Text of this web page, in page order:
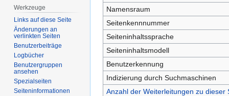
Namensraum
Seitenkennnummer
Seiteninhaltssprache
Seiteninhaltsmodell
Benutzerkennung
Indizierung durch Suchmaschinen
Anzahl der Weiterleitungen zu dieser
Werkzeuge
Links auf diese Seite
Änderungen an
verlinkten Seiten
Benutzerbeiträge
Logbücher
Benutzergruppen
ansehen
Spezialseiten
Seiten­­informationen